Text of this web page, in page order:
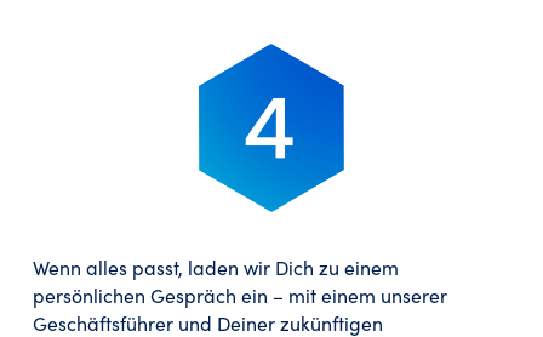
Wenn alles passt, laden wir Dich zu einem
persönlichen Gespräch ein – mit einem unserer
Geschäftsführer und Deiner zukünftigen